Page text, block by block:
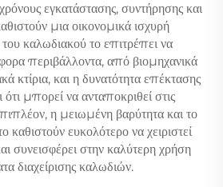
εγκατάστασης, συντήρησης και
μια οικονομικά ισχυρή
καλωδιακού το επιτρέπει να
περιβάλλοντα, από βιομηχανικά
κτίρια, και η δυνατότητα επέκτασης
ότι μπορεί να ανταποκριθεί στις
η μειωμένη βαρύτητα και το
καθιστούν ευκολότερο να χειριστεί
συνεισφέρει στην καλύτερη χρήση
διαχείρισης καλωδιών.